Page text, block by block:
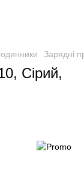
Зарядні
Сірий,